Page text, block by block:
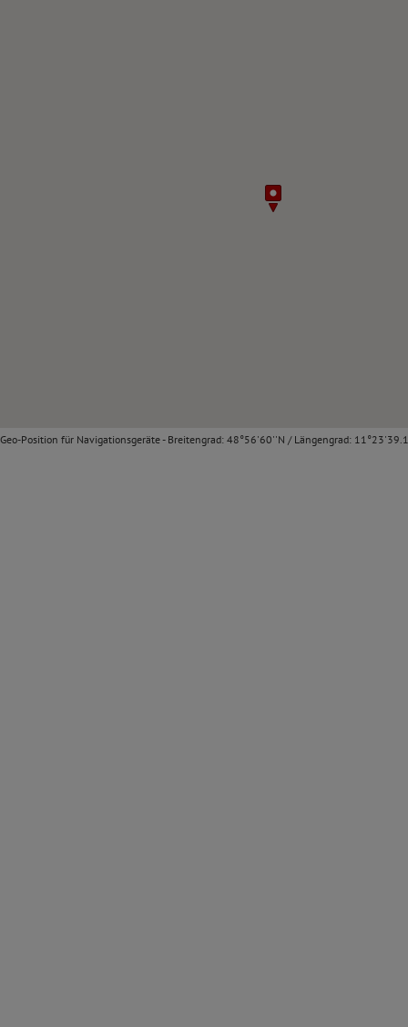
Geo-Position für Navigationsgeräte - Breitengrad: 48°56'60''N / Längengrad: